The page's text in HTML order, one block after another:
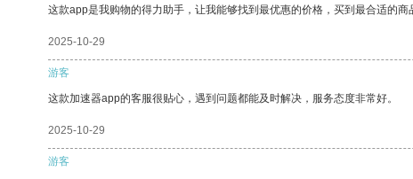
这款app是我购物的得力助手，让我能够找到最优惠的价格，买到最合适的商
2025-10-29
游客
这款加速器app的客服很贴心，遇到问题都能及时解决，服务态度非常好。
2025-10-29
游客